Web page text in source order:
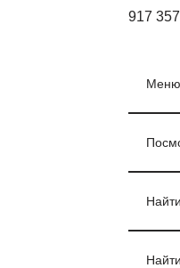
917 357
Меню